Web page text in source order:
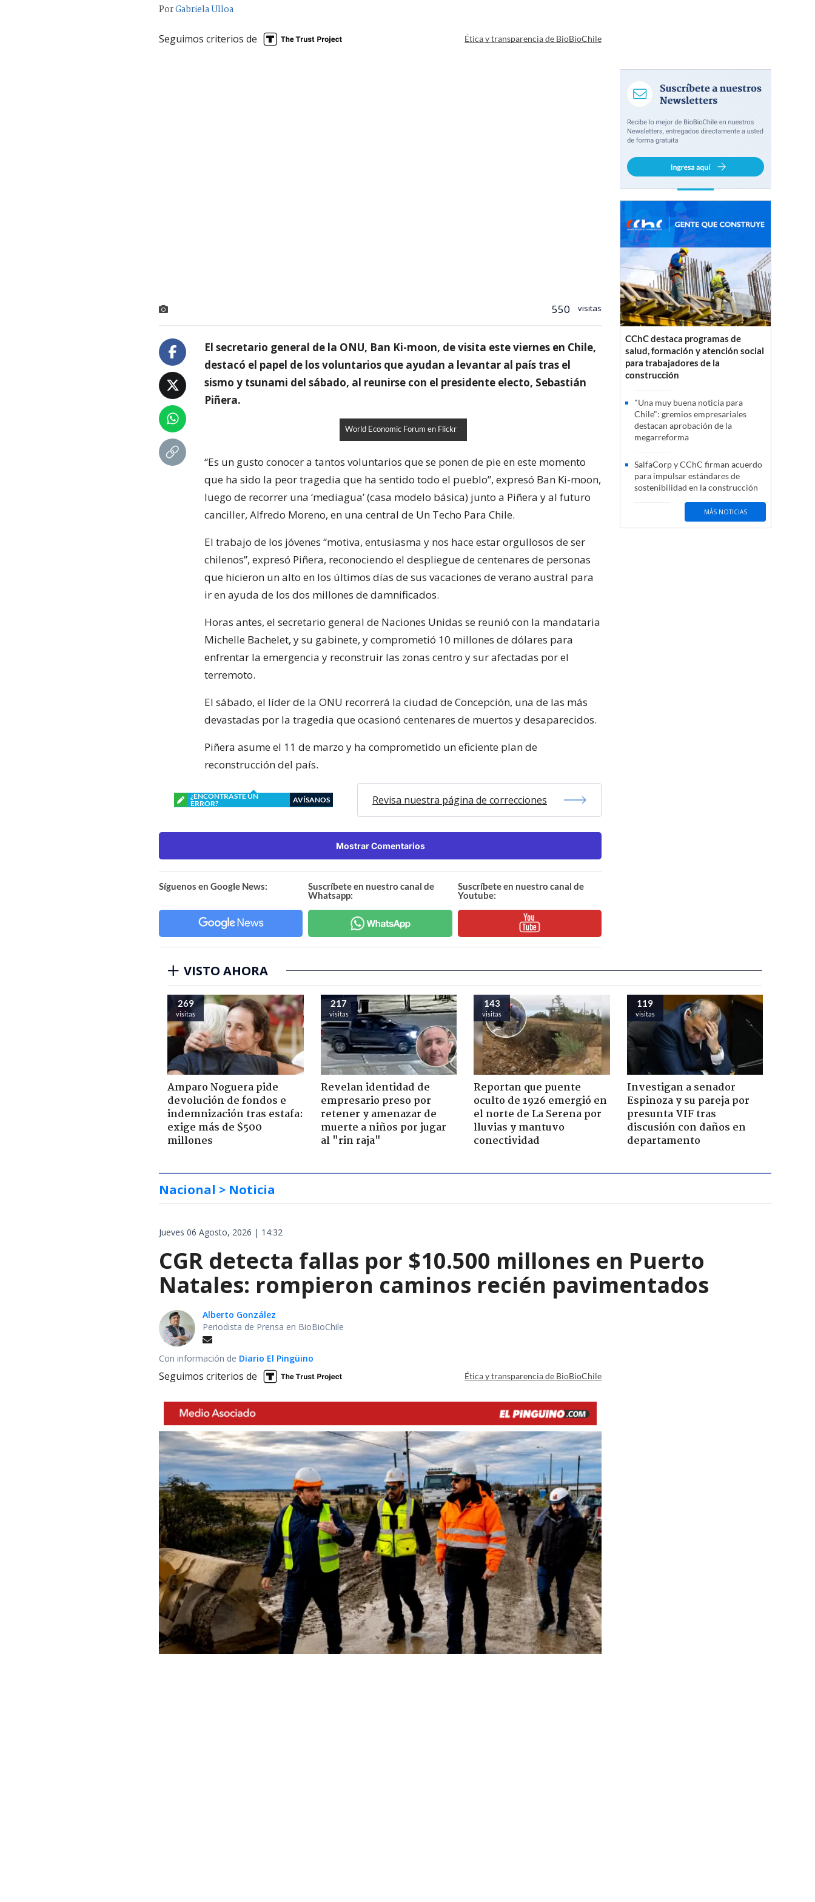
PorGabriela Ulloa
Seguimos criterios de Ética y transparencia de BioBioChile
550 visitas
El secretario general de la ONU, Ban Ki-moon, de visita este viernes en Chile,
destacó el papel de los voluntarios que ayudan a levantar al país tras el
sismo y tsunami del sábado, al reunirse con el presidente electo, Sebastián
Piñera.
World Economic Forum en Flickr
“Es un gusto conocer a tantos voluntarios que se ponen de pie en este momento
que ha sido la peor tragedia que ha sentido todo el pueblo”, expresó Ban Ki-moon,
luego de recorrer una ‘mediagua’ (casa modelo básica) junto a Piñera y al futuro
canciller, Alfredo Moreno, en una central de Un Techo Para Chile.
El trabajo de los jóvenes “motiva, entusiasma y nos hace estar orgullosos de ser
chilenos”, expresó Piñera, reconociendo el despliegue de centenares de personas
que hicieron un alto en los últimos días de sus vacaciones de verano austral para
ir en ayuda de los dos millones de damnificados.
Horas antes, el secretario general de Naciones Unidas se reunió con la mandataria
Michelle Bachelet, y su gabinete, y comprometió 10 millones de dólares para
enfrentar la emergencia y reconstruir las zonas centro y sur afectadas por el
terremoto.
El sábado, el líder de la ONU recorrerá la ciudad de Concepción, una de las más
devastadas por la tragedia que ocasionó centenares de muertos y desaparecidos.
Piñera asume el 11 de marzo y ha comprometido un eficiente plan de
reconstrucción del país.
¿ENCONTRASTE UN
ERROR?
AVÍSANOS Revisa nuestra página de correcciones
Mostrar Comentarios
Síguenos en Google News:
Suscríbete en nuestro canal de
Whatsapp:
Suscríbete en nuestro canal de
Youtube:
CChC destaca programas de
salud, formación y atención social
para trabajadores de la
construcción
"Una muy buena noticia para
Chile": gremios empresariales
destacan aprobación de la
megarreforma
SalfaCorp y CChC firman acuerdo
para impulsar estándares de
sostenibilidad en la construcción
MÁS NOTICIAS
VISTO AHORA
269
visitas
Amparo Noguera pide
devolución de fondos e
indemnización tras estafa:
exige más de $500
millones
217
visitas
Revelan identidad de
empresario preso por
retener y amenazar de
muerte a niños por jugar
al "rin raja"
143
visitas
Reportan que puente
oculto de 1926 emergió en
el norte de La Serena por
lluvias y mantuvo
conectividad
119
visitas
Investigan a senador
Espinoza y su pareja por
presunta VIF tras
discusión con daños en
departamento
Nacional > Noticia
Jueves 06 Agosto, 2026 | 14:32
CGR detecta fallas por $10.500 millones en Puerto
Natales: rompieron caminos recién pavimentados
Alberto González
Periodista de Prensa en BioBioChile
Con información de Diario El Pingüino
Seguimos criterios de Ética y transparencia de BioBioChile